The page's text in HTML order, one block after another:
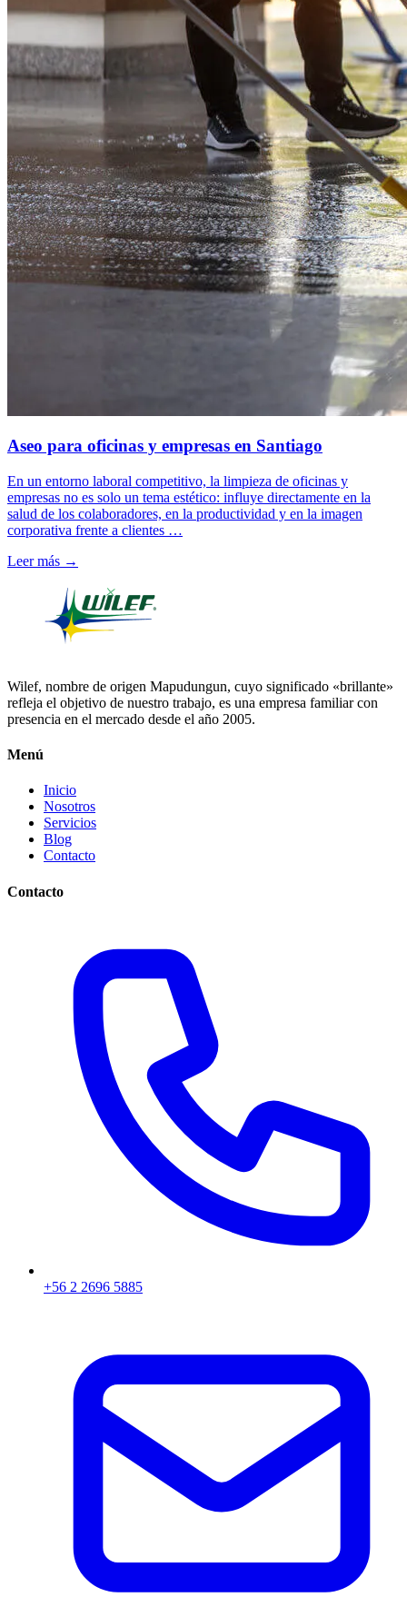
Aseo para oficinas y empresas en Santiago
En un entorno laboral competitivo, la limpieza de oficinas y
empresas no es solo un tema estético: influye directamente en la
salud de los colaboradores, en la productividad y en la imagen
corporativa frente a clientes …
Leer más →
Wilef, nombre de origen Mapudungun, cuyo significado «brillante»
refleja el objetivo de nuestro trabajo, es una empresa familiar con
presencia en el mercado desde el año 2005.
Menú
Inicio
Nosotros
Servicios
Blog
Contacto
Contacto
+56 2 2696 5885